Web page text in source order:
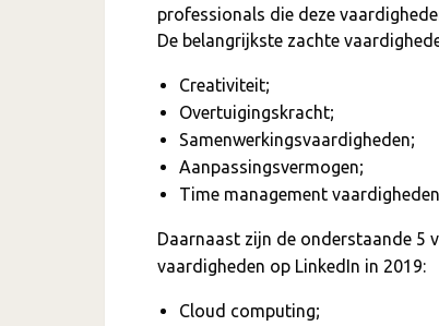
professionals die deze
De belangrijkste zachte
Creativiteit;
Overtuigingskracht;
Samenwerkingsvaardigheden;
Aanpassingsvermogen;
Time management vaardigheden.
Daarnaast zijn de onderstaande 5
vaardigheden op LinkedIn in 2019:
Cloud computing;